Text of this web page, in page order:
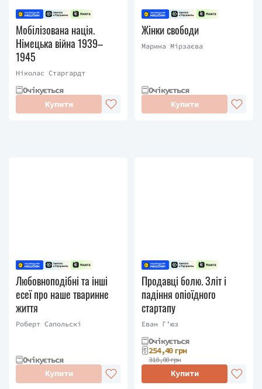
Мобілізована нація.
Німецька війна 1939–
1945
Ніколас Старгардт
Очікується
Купити
Жінки свободи
Марина Мірзаєва
Очікується
Купити
Любовноподібні та інші
есеї про наше тваринне
життя
Роберт Сапольскі
Очікується
Купити
Продавці болю. Зліт і
падіння опіоїдного
стартапу
Еван Г’юз
Очікується
254,40 грн
318,00 грн
Купити